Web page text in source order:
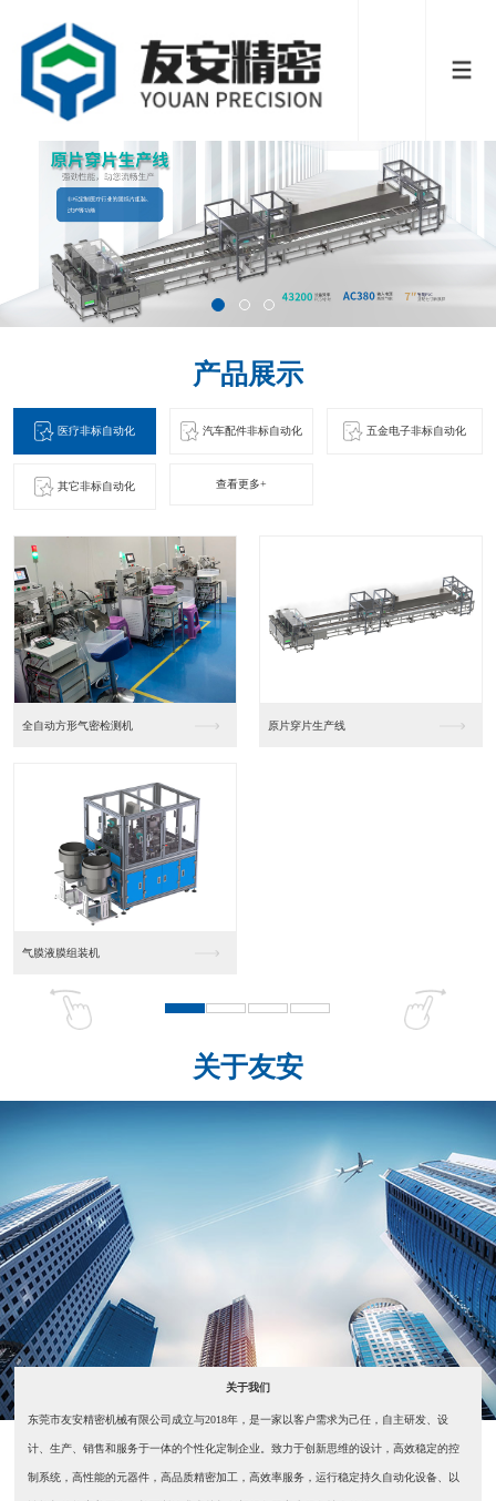
产品展示
医疗非标自动化 汽车配件非标自动化 五金电子非标自动化
其它非标自动化 查看更多+
全自动方形气密检测机 原片穿片生产线
气膜液膜组装机
关于友安
关于我们
东莞市友安精密机械有限公司成立与2018年，是一家以客户需求为己任，自主研发、设
计、生产、销售和服务于一体的个性化定制企业。致力于创新思维的设计，高效稳定的控
制系统，高性能的元器件，高品质精密加工，高效率服务，运行稳定持久自动化设备、以